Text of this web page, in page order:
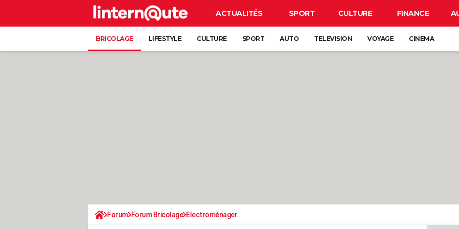
ACTUALITÉS SPORT CULTURE FINANCE
BRICOLAGE LIFESTYLE CULTURE SPORT AUTO TELEVISION VOYAGE CINEMA
Forum Forum Bricolage Electroménager